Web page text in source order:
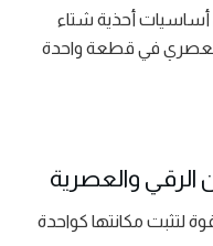
أساسيات أحذية شتاء
العصري في قطعة واحدة
لتثبت مكانتها كواحدة